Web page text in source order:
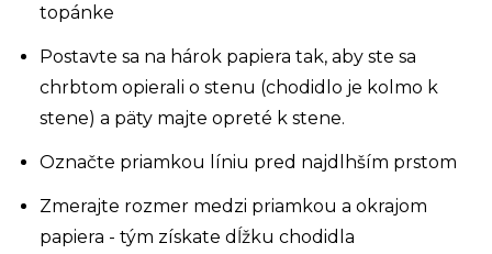
topánke
Postavte sa na hárok papiera tak, aby ste sa
chrbtom opierali o stenu (chodidlo je kolmo k
stene) a päty majte opreté k stene.
Označte priamkou líniu pred najdlhším prstom
Zmerajte rozmer medzi priamkou a okrajom
papiera - tým získate dĺžku chodidla